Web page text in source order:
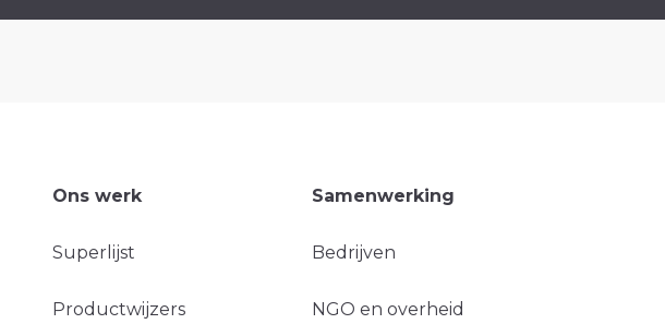
Ons werk
Superlijst
Productwijzers
Samenwerking
Bedrijven
NGO en overheid